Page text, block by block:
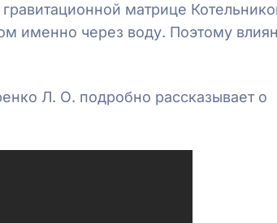
матрице
именно через воду. Поэтому
Л. О. подробно рассказывает о